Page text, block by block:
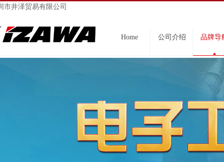
市井泽贸易有限公司
Home 公司介绍 品牌导